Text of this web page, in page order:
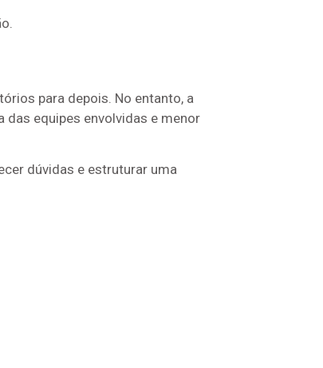
para depois. No entanto, a
das equipes envolvidas e menor
dúvidas e estruturar uma